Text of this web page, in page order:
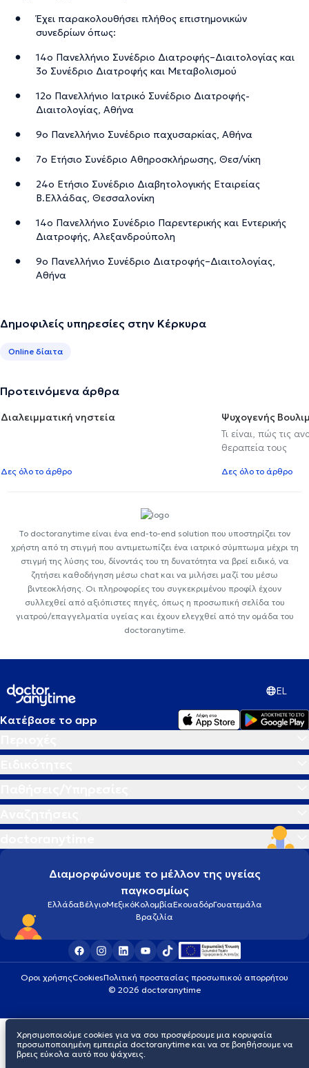
Έχει παρακολουθήσει πλήθος επιστημονικών
συνεδρίων όπως:
14ο Πανελλήνιο Συνέδριο Διατροφής–Διαιτολογίας και
3ο Συνέδριο Διατροφής και Μεταβολισμού
12ο Πανελλήνιο Ιατρικό Συνέδριο Διατροφής-
Διαιτολογίας, Αθήνα
9ο Πανελλήνιο Συνέδριο παχυσαρκίας, Αθήνα
7ο Ετήσιο Συνέδριο Αθηροσκλήρωσης, Θεσ/νίκη
24ο Ετήσιο Συνέδριο Διαβητολογικής Εταιρείας
Β.Ελλάδας, Θεσσαλονίκη
14ο Πανελλήνιο Συνέδριο Παρεντερικής και Εντερικής
Διατροφής, Αλεξανδρούπολη
9ο Πανελλήνιο Συνέδριο Διατροφής–Διαιτολογίας,
Αθήνα
Δημοφιλείς υπηρεσίες στην Κέρκυρα
Online δίαιτα
Προτεινόμενα άρθρα
Διαλειμματική νηστεία
Δες όλο το άρθρο
Ψυχογενής
Τι είναι, πώς τις
θεραπεία τους
Δες όλο το άρθρο
Το doctoranytime είναι ένα end-to-end solution που υποστηρίζει τον
χρήστη από τη στιγμή που αντιμετωπίζει ένα ιατρικό σύμπτωμα μέχρι τη
στιγμή της λύσης του, δίνοντάς του τη δυνατότητα να βρεί ειδικό, να
ζητήσει καθοδήγηση μέσω chat και να μιλήσει μαζί του μέσω
βιντεοκλήσης. Οι πληροφορίες του συγκεκριμένου προφίλ έχουν
συλλεχθεί από αξιόπιστες πηγές, όπως η προσωπική σελίδα του
γιατρού/επαγγελματία υγείας και έχουν ελεγχθεί από την ομάδα του
doctoranytime.
EL
Κατέβασε το app
Διαμορφώνουμε το μέλλον της υγείας
παγκοσμίως
ΕλλάδαΒέλγιοΜεξικόΚολομβίαΕκουαδόρΓουατεμάλα
Βραζιλία
Οροι χρήσηςCookiesΠολιτική προστασίας προσωπικού απορρήτου
© 2026 doctoranytime
Χρησιμοποιούμε cookies για να σου προσφέρουμε μια κορυφαία
προσωποποιημένη εμπειρία doctoranytime και να σε βοηθήσουμε να
βρεις εύκολα αυτό που ψάχνεις.